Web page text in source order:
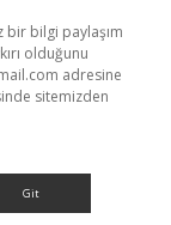
bir bilgi paylaşım
olduğunu
adresine
sitemizden